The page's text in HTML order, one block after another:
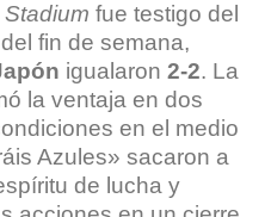
fue testigo del
fin de semana,
igualaron 2-2. La
la ventaja en dos
en el medio
Azules» sacaron a
de lucha y